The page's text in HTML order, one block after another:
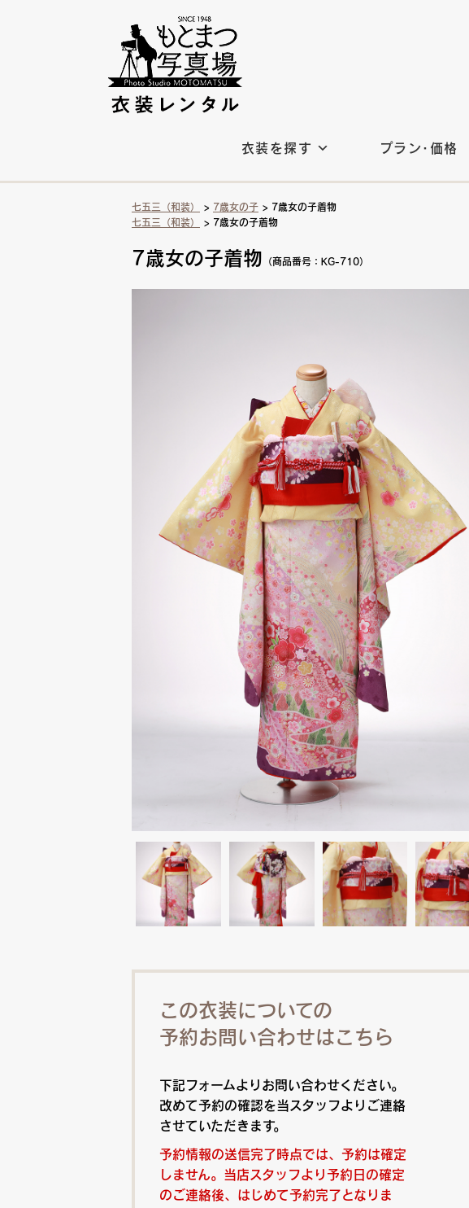
衣装を探す プラン・価格
七五三（和装） > 7歳女の子 > 7歳女の子着物
七五三（和装）
> 7歳女の子着物
7歳女の子着物 （商品番号：KG-710）
この衣装についての
予約お問い合わせはこちら
下記フォームよりお問い合わせください。
改めて予約の確認を当スタッフよりご連絡
させていただきます。
予約情報の送信完了時点では、予約は確定
しません。当店スタッフより予約日の確定
のご連絡後、はじめて予約完了となりま